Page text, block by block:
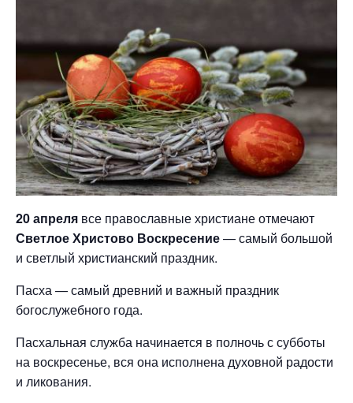
20 апреля все православные христиане отмечают
Светлое Христово Воскресение— самый большой
и светлый христианский праздник.
Пасха — самый древний и важный праздник
богослужебного года.
Пасхальная служба начинается в полночь с субботы
на воскресенье, вся она исполнена духовной радости
и ликования.